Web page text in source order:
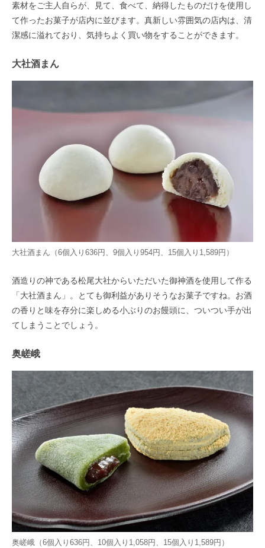
素材をご主人自らが、見て、食べて、納得したものだけを使用し
て作ったお菓子が店内に並びます。真新しい雰囲気の店内は、清
潔感に溢れており、気持ちよく買い物をすることができます。
大社酒まん
大社酒まん（6個入り636円、9個入り954円、15個入り1,589円）
酒造りの神である松尾大社からいただいた御神酒を使用して作る
「大社酒まん」。とても御利益がありそうなお菓子ですね。お酒
の香りと味を存分に楽しめる小ぶりのお饅頭に、ついつい手が出
てしまうことでしょう。
奥嵯峨
奥嵯峨（6個入り636円、10個入り1,058円、15個入り1,589円）